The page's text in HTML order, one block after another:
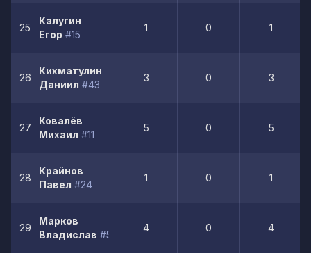
25
Калугин
Егор #15
1 0 1
26
Кихматулин
Даниил #43
3 0 3
27
Ковалёв
Михаил #11
5 0 5
28
Крайнов
Павел #24
1 0 1
29
Марков
Владислав #53
4 0 4